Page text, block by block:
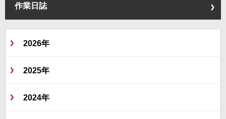
作業日誌
2026年
2025年
2024年